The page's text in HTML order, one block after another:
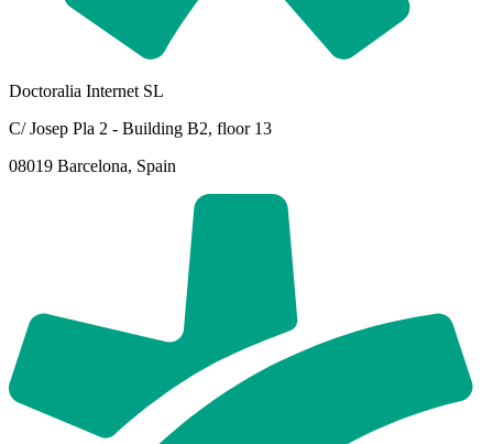
Doctoralia Internet SL
C/ Josep Pla 2 - Building B2, floor 13
08019 Barcelona, Spain